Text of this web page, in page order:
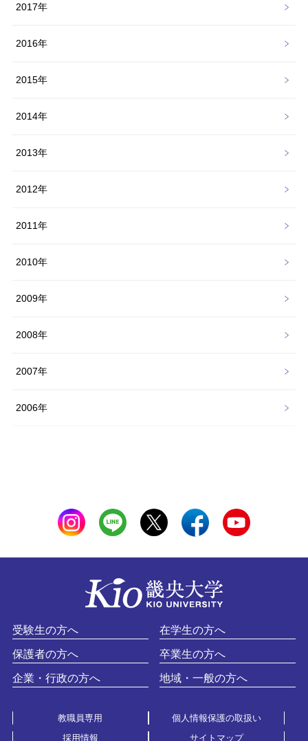
2017年
2016年
2015年
2014年
2013年
2012年
2011年
2010年
2009年
2008年
2007年
2006年
受験生の方へ 在学生の方へ
保護者の方へ 卒業生の方へ
企業・行政の方へ 地域・一般の方へ
教職員専用
個人情報保護の取扱い
採用情報
サイトマップ